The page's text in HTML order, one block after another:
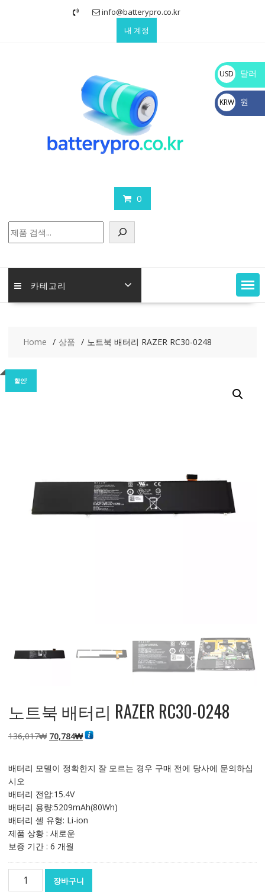
info@batterypro.co.kr
내 계정
0
색
카테고리
Home 상품 노트북 배터리 RAZER RC30-0248
할인!
노트북 배터리 RAZER RC30-0248
136,017₩ 원
격:
70,784₩현
격:
배터리 모델이 정확한지 잘 모르는 경우 구매 전에 당사에 문의하십
시오
배터리 전압:15.4V
배터리 용량:5209mAh(80Wh)
배터리 셀 유형: Li-ion
제품 상황 : 새로운
보증 기간 : 6 개월
장바구니
USD
$
달러
KRW
₩
원